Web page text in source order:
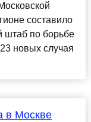
составило
штаб по борьбе
новых случая
в Москве